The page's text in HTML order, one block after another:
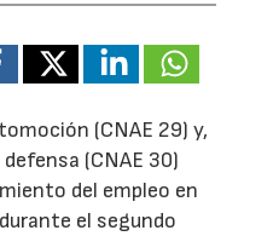
(CNAE 29) y,
(CNAE 30)
del empleo en
el segundo